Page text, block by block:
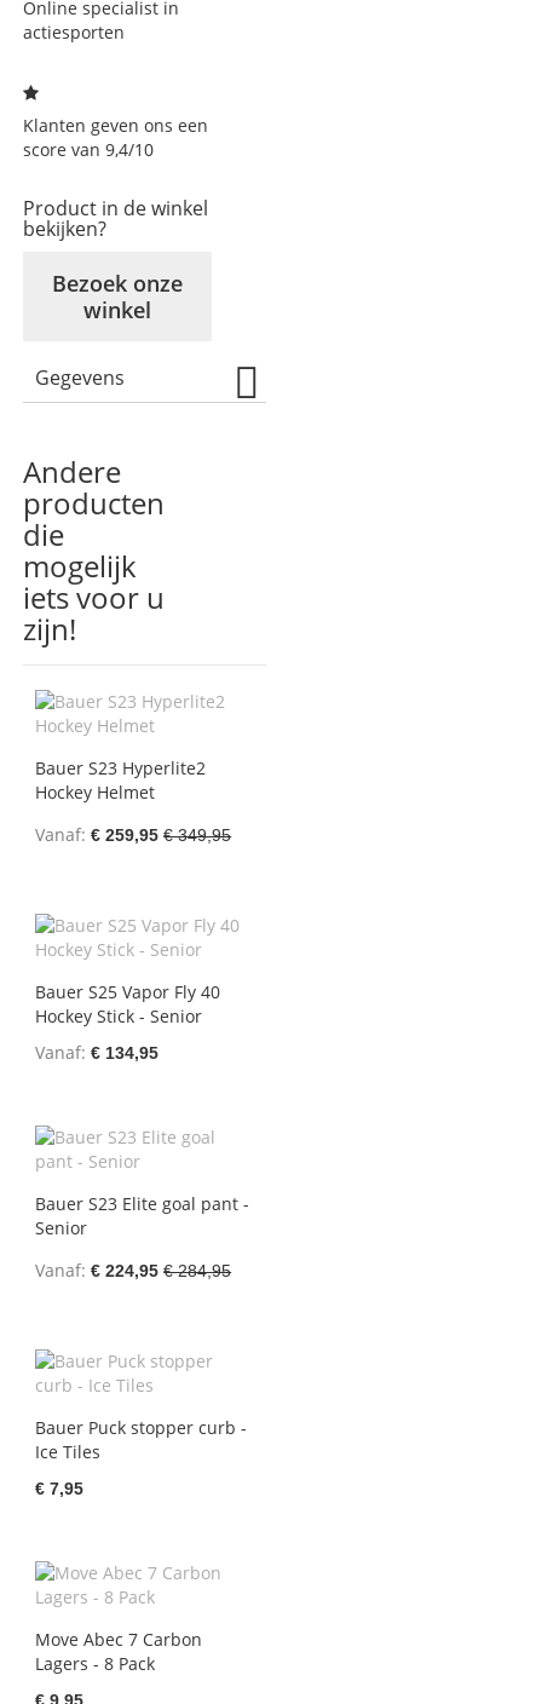
verlanglijst
Online specialist in
actiesporten
Klanten geven ons een
score van 9,4/10
Product in de winkel
bekijken?
Bezoek onze
winkel
Gegevens
Andere
producten
die
mogelijk
iets voor u
zijn!
Bauer S23 Hyperlite2
Hockey Helmet
Vanaf € 259,95 € 349,95
Bauer S25 Vapor Fly 40
Hockey Stick - Senior
Vanaf € 134,95
Bauer S23 Elite goal pant -
Senior
Vanaf € 224,95 € 284,95
Bauer Puck stopper curb -
Ice Tiles
€ 7,95
Move Abec 7 Carbon
Lagers - 8 Pack